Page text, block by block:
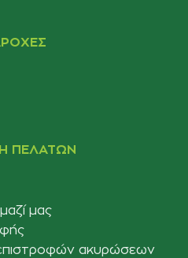
ΠΕΛΑΤΏΝ
μας
επιστροφών ακυρώσεων